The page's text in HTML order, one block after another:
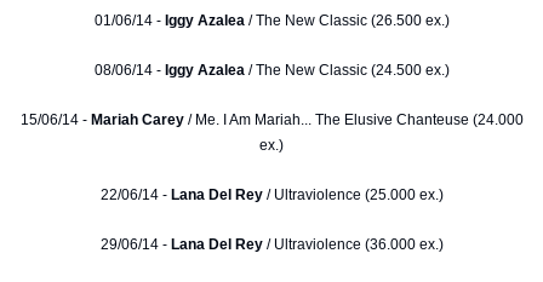
01/06/14 - Iggy Azalea/ The New Classic (26.500 ex.)
08/06/14 - Iggy Azalea/ The New Classic (24.500 ex.)
15/06/14 - Mariah Carey/ Me. I Am Mariah... The Elusive Chanteuse (24.000
ex.)
22/06/14 - Lana Del Rey/ Ultraviolence (25.000 ex.)
29/06/14 - Lana Del Rey / Ultraviolence (36.000 ex.)